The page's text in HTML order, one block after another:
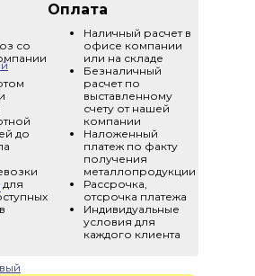
со
до
для
Оплата
Наличный расчет в
офисе компании
или на складе
Безналичный
расчет по
выставленному
счету от нашей
компании
Наложенный
платеж по факту
получения
металлопродукции
Рассрочка,
отсрочка платежа
Индивидуальные
условия для
каждого клиента